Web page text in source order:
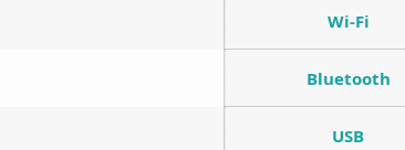
Wi-Fi
Bluetooth
USB